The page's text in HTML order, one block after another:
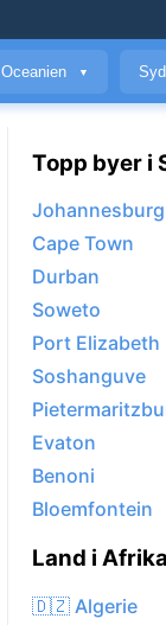
Oceanien ▼
Topp byer i
Johannesburg
Cape Town
Durban
Soweto
Port Elizabeth
Soshanguve
Evaton
Benoni
Bloemfontein
Land i Afrika
🇩🇿 Algerie